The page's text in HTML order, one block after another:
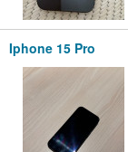
Iphone 15 Pro